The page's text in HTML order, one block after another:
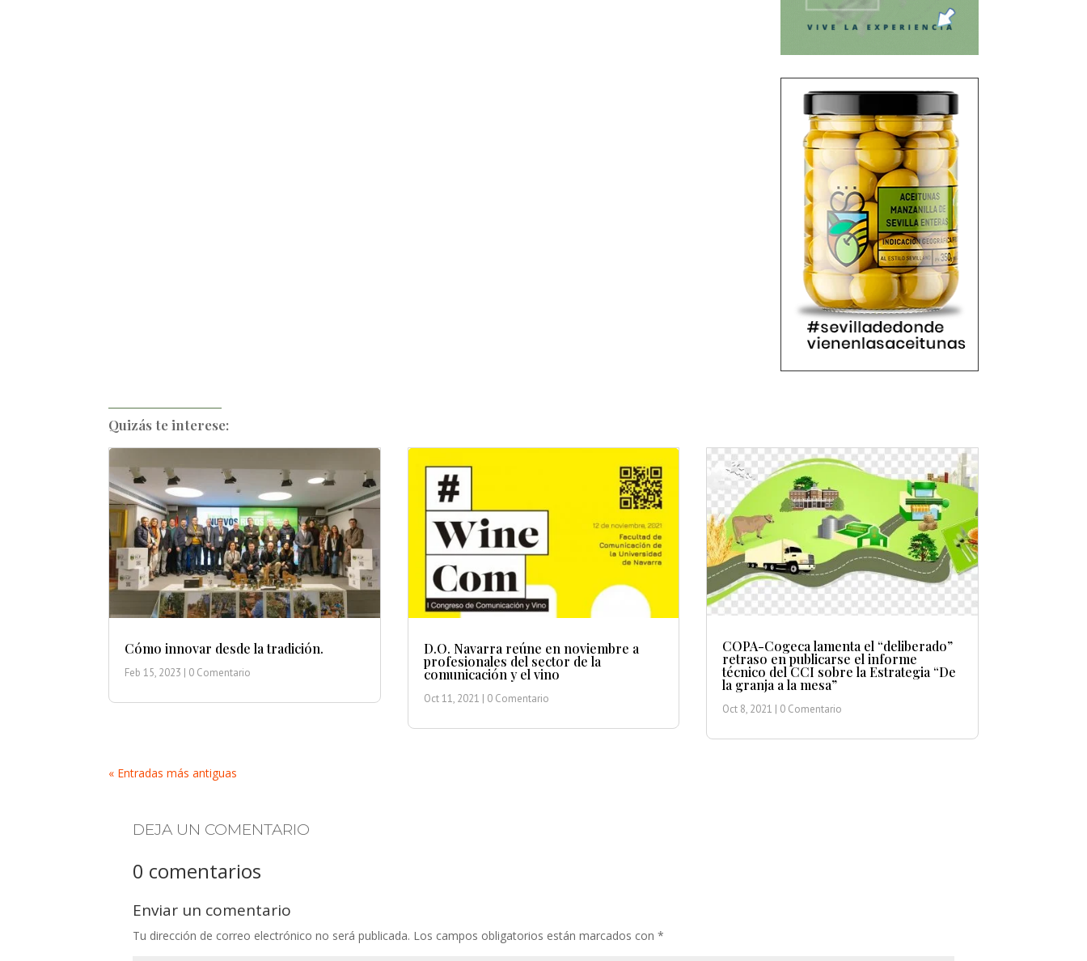
Quizás te interese:
Cómo innovar desde la tradición.
Feb 15, 2023 | 0 Comentario
D.O. Navarra reúne en noviembre a
profesionales del sector de la
comunicación y el vino
Oct 11, 2021 | 0 Comentario
COPA-Cogeca lamenta el “deliberado”
retraso en publicarse el informe
técnico del CCI sobre la Estrategia “De
la granja a la mesa”
Oct 8, 2021 | 0 Comentario
« Entradas más antiguas
DEJA UN COMENTARIO
0 comentarios
Enviar un comentario
Tu dirección de correo electrónico no será publicada. Los campos obligatorios están marcados con*